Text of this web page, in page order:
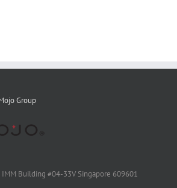
Group
IMM Building #04-33V Singapore 609601